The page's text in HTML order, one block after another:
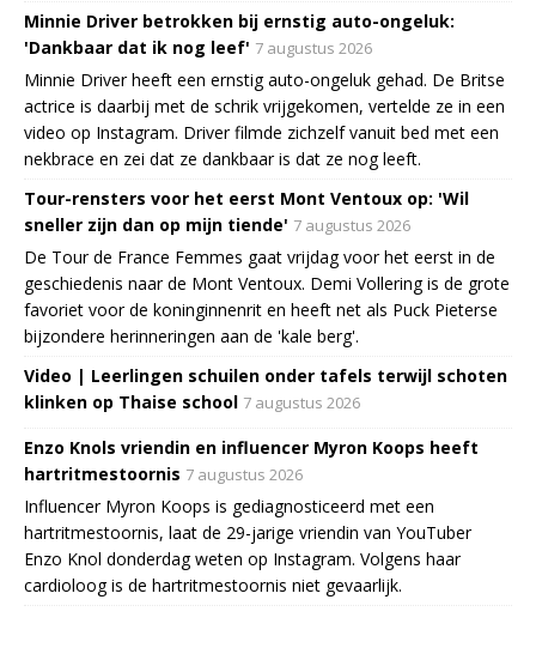
Minnie Driver betrokken bij ernstig auto-ongeluk:
'Dankbaar dat ik nog leef' 7 augustus 2026
Minnie Driver heeft een ernstig auto-ongeluk gehad. De Britse
actrice is daarbij met de schrik vrijgekomen, vertelde ze in een
video op Instagram. Driver filmde zichzelf vanuit bed met een
nekbrace en zei dat ze dankbaar is dat ze nog leeft.
Tour-rensters voor het eerst Mont Ventoux op: 'Wil
sneller zijn dan op mijn tiende' 7 augustus 2026
De Tour de France Femmes gaat vrijdag voor het eerst in de
geschiedenis naar de Mont Ventoux. Demi Vollering is de grote
favoriet voor de koninginnenrit en heeft net als Puck Pieterse
bijzondere herinneringen aan de 'kale berg'.
Video | Leerlingen schuilen onder tafels terwijl schoten
klinken op Thaise school 7 augustus 2026
Enzo Knols vriendin en influencer Myron Koops heeft
hartritmestoornis 7 augustus 2026
Influencer Myron Koops is gediagnosticeerd met een
hartritmestoornis, laat de 29-jarige vriendin van YouTuber
Enzo Knol donderdag weten op Instagram. Volgens haar
cardioloog is de hartritmestoornis niet gevaarlijk.